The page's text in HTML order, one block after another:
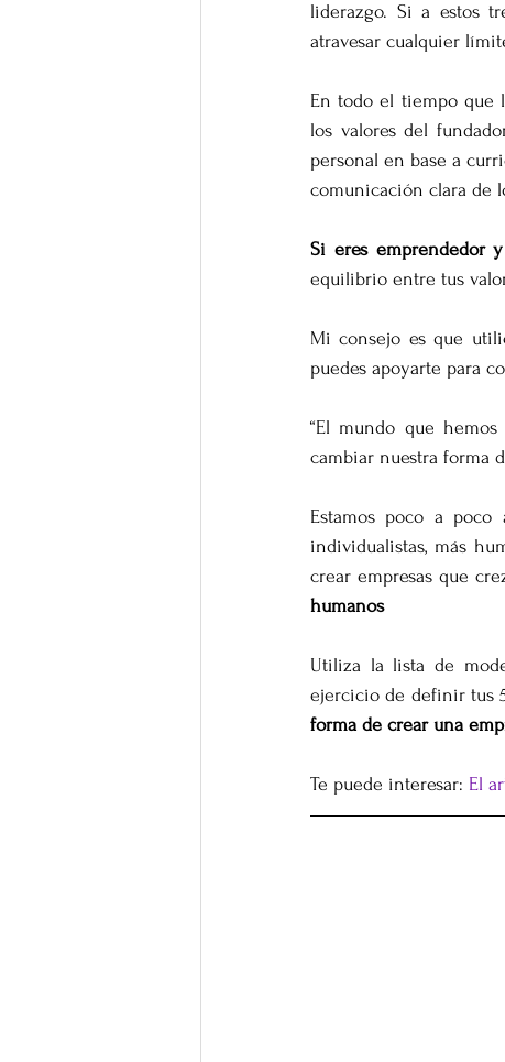
liderazgo. Si a estos
atravesar cualquier
En todo el tiempo que
los valores del
personal en base a
comunicación clara de
Si eres emprendedor
equilibrio entre tus
Mi consejo es que
puedes apoyarte para
“El mundo que
cambiar nuestra forma
Estamos poco a
individualistas, más
crear empresas que
humanos
Utiliza la lista de
ejercicio de definir tus
forma de crear una
Te puede interesar: El